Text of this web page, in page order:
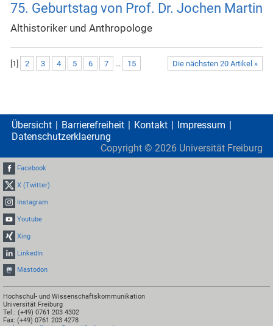
75. Geburtstag von Prof. Dr. Jochen Martin
Althistoriker und Anthropologe
Die nächsten 20 Artikel »
[1] 2 3 4 5 6 7 ... 15
Übersicht Barrierefreiheit Kontakt
Impressum
Datenschutzerklaerung
Copyright © 2026 Universität Freiburg
Facebook
X (Twitter)
Instagram
Youtube
Xing
LinkedIn
Mastodon
Hochschul- und Wissenschaftskommunikation
Universität Freiburg
Tel.: (+49) 0761 203 4302
Fax: (+49) 0761 203 4278